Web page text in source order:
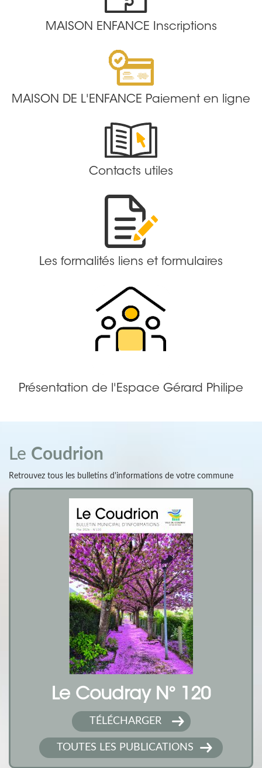
MAISON ENFANCE Inscriptions
MAISON DE L'ENFANCE Paiement en ligne
Contacts utiles
Les formalités liens et formulaires
Présentation de l'Espace Gérard Philipe
Le Coudrion
Retrouvez tous les bulletins d'informations de votre commune
Le Coudray N° 120
TÉLÉCHARGER
TOUTES LES PUBLICATIONS